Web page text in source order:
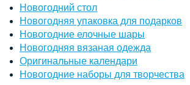
Новогодний стол
Новогодняя упаковка для подарков
Новогодние елочные шары
Новогодняя вязаная одежда
Оригинальные календари
Новогодние наборы для творчества